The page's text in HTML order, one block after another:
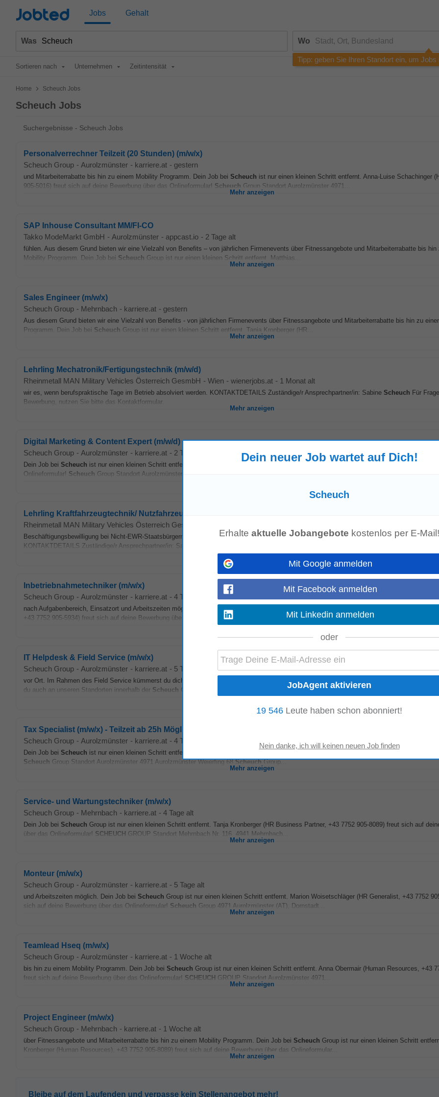
Jobted Jobs Gehalt
Was Wo
Tipp: geben Sie Ihren Standort ein, um
Sortieren nach Unternehmen Zeitintensität
Home > Scheuch Jobs
Scheuch Jobs
Suchergebnisse - Scheuch Jobs
Personalverrechner Teilzeit (20 Stunden) (m/w/x)
Scheuch Group - Aurolzmünster - karriere.at - gestern
und Mitarbeiterrabatte bis hin zu einem Mobility Programm. Dein Job bei Scheuch ist nur einen kleinen Schritt entfernt. Anna-Luise Schachinger
905-5016) freut sich auf deine Bewerbung über das Onlineformular! Scheuch Group Standort Aurolzmünster 4971...
Mehr anzeigen
SAP Inhouse Consultant MM/FI-CO
Takko ModeMarkt GmbH - Aurolzmünster - appcast.io - 2 Tage alt
fühlen. Aus diesem Grund bieten wir eine Vielzahl von Benefits – von jährlichen Firmenevents über Fitnessangebote und Mitarbeiterrabatte bis hin
Mobility Programm. Dein Job bei Scheuch Group ist nur einen kleinen Schritt entfernt. Matthias...
Mehr anzeigen
Sales Engineer (m/w/x)
Scheuch Group - Mehrnbach - karriere.at - gestern
Aus diesem Grund bieten wir eine Vielzahl von Benefits - von jährlichen Firmenevents über Fitnessangebote und Mitarbeiterrabatte bis hin zu
Programm. Dein Job bei Scheuch Group ist nur einen kleinen Schritt entfernt. Tanja Kronberger (HR...
Mehr anzeigen
Lehrling Mechatronik/Fertigungstechnik (m/w/d)
Rheinmetall MAN Military Vehicles Österreich GesmbH - Wien - wienerjobs.at - 1 Monat alt
wir es, wenn berufspraktische Tage im Betrieb absolviert werden. KONTAKTDETAILS Zuständige/r Ansprechpartner/in: Sabine Scheuch Für
Bewerbung, nutzen Sie bitte das Kontaktformular.
Mehr anzeigen
Digital Marketing & Content Expert (m/w/d)
Scheuch Group - Aurolzmünster - karriere.at - 2 Tage alt
Dein Job bei Scheuch ist nur einen kleinen Schritt entfernt. Anna-Luise Schachinger (HR +43 7752 905-5016) freut sich auf deine Bewerbung über
Onlineformular! Scheuch Group Standort Aurolzmünster 4971 Aurolzmünster Weierfing 68...
Lehrling Kraftfahrzeugtechnik/ Nutzfahrzeugtechnik mit Systemelektronik (m/w/d)
Rheinmetall MAN Military Vehicles Österreich GesmbH
Beschäftigungsbewilligung bei Nicht-EWR-Staatsbürgern. Im Zuge der Bewerbung begrüßen wir es, wenn berufspraktische Tage im Betrieb
KONTAKTDETAILS Zuständige/r Ansprechpartner/in: Sabine
Mehr anzeigen
Inbetriebnahmetechniker (m/w/x)
Scheuch Group - Aurolzmünster - karriere.at - 4 Tage alt
nach Aufgabenbereich, Einsatzort und Arbeitszeiten möglich. Dein Job bei
ist nur einen kleinen Schritt entfernt. Marion Woisetschläger
+43 7752 905-5934) freut sich auf deine Bewerbung über das Onlineformular!
Group Standort...
Mehr anzeigen
IT Helpdesk & Field Service (m/w/x)
Scheuch Group - Aurolzmünster - karriere.at - 5 Tage alt
vor Ort. Im Rahmen des Field Service kümmerst du dich um Arbeitsplatzhardware, Notebooks, Drucker, Smartphones und weitere IT-
du auch an unseren Standorten innerhalb der Scheuch Gruppe im Einsatz. • Du gestaltest unsere IT...
Mehr anzeigen
Tax Specialist (m/w/x) - Teilzeit ab 25h Möglich
Scheuch Group - Aurolzmünster - karriere.at - 4 Tage alt
Dein Job bei Scheuch ist nur einen kleinen Schritt entfernt. Anna Obermair (HR +43 7752 905-5825) freut sich auf deine Bewerbung über das
Scheuch Group Standort Aurolzmünster 4971 Aurolzmünster Weierfing 68ScheuchGroup...
Mehr anzeigen
Service- und Wartungstechniker (m/w/x)
Scheuch Group - Mehrnbach - karriere.at - 4 Tage alt
Dein Job bei Scheuch Group ist nur einen kleinen Schritt entfernt. Tanja Kronberger (HR Business Partner, +43 7752 905-8089) freut sich auf
über das Onlineformular! SCHEUCH GROUP Standort Mehrnbach Nr. 116, 4941 Mehrnbach...
Mehr anzeigen
Monteur (m/w/x)
Scheuch Group - Aurolzmünster - karriere.at - 5 Tage alt
und Arbeitszeiten möglich. Dein Job bei Scheuch Group ist nur einen kleinen Schritt entfernt. Marion Woisetschläger (HR Generalist, +43 7752
sich auf deine Bewerbung über das Onlineformular! Scheuch Group 4971 Aurolzmünster (AT), Dornstadt...
Mehr anzeigen
Teamlead Hseq (m/w/x)
Scheuch Group - Aurolzmünster - karriere.at - 1 Woche alt
bis hin zu einem Mobility Programm. Dein Job bei Scheuch Group ist nur einen kleinen Schritt entfernt. Anna Obermair (Human Resources, +43
freut sich auf deine Bewerbung über das Onlineformular! SCHEUCH GROUP Standort Aurolzmünster 4971...
Mehr anzeigen
Project Engineer (m/w/x)
Scheuch Group - Mehrnbach - karriere.at - 1 Woche alt
über Fitnessangebote und Mitarbeiterrabatte bis hin zu einem Mobility Programm. Dein Job bei Scheuch Group ist nur einen kleinen Schritt
Kronberger (Human Resources), +43 7752 905-8089) freut sich auf deine Bewerbung über das Onlineformular...
Mehr anzeigen
Bleibe auf dem Laufenden und verpasse kein Stellenangebot mehr!
Dein neuer Job wartet auf Dich!
Scheuch
Erhalte aktuelle Jobangebote kostenlos per E-Mail!
Mit Google anmelden
Mit Facebook anmelden
Mit Linkedin anmelden
oder
19 546 Leute haben schon abonniert!